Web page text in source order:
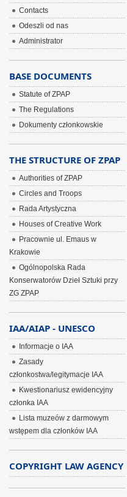
Contacts
Odeszli od nas
Administrator
BASE DOCUMENTS
Statute of ZPAP
The Regulations
Dokumenty członkowskie
THE STRUCTURE OF ZPAP
Authorities of ZPAP
Circles and Troops
Rada Artystyczna
Houses of Creative Work
Pracownie ul. Emaus w
Krakowie
Ogólnopolska Rada
Konserwatorów Dzieł Sztuki przy
ZG ZPAP
IAA/AIAP - UNESCO
Informacje o IAA
Zasady
członkostwa/legitymacje IAA
Kwestionariusz ewidencyjny
członka IAA
Lista muzeów z darmowym
wstępem dla członków IAA
COPYRIGHT LAW AGENCY